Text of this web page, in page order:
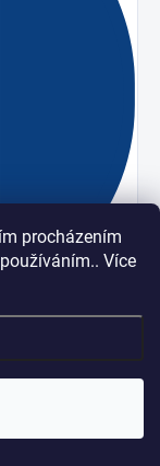
procházením
Více
různé